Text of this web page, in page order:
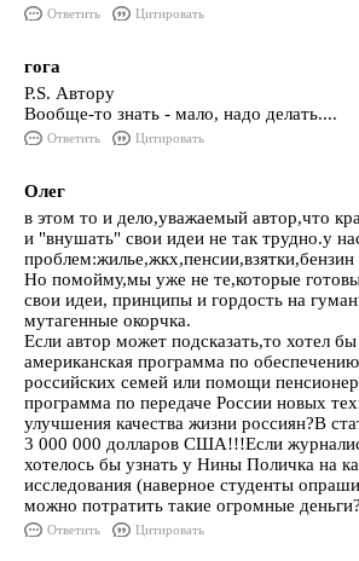
Ответить Цитировать
гога
P.S. Автору
Вообще-то знать - мало, надо делать....
Ответить Цитировать
Олег
в этом то и дело,уважаемый автор,что
и "внушать" свои идеи не так трудно.у
Но помойму,мы уже не те,которые
свои идеи, принципы и гордость на
мутагенные окорчка.
Если автор может подсказать,то хотел бы
американская программа по
российских семей или помощи
программа по передаче России новых
улучшения качества жизни россиян?В
3 000 000 долларов США!!!Если
хотелось бы узнать у Нины Поличка на
исследования (наверное студенты
можно потратить такие огромные
Ответить Цитировать